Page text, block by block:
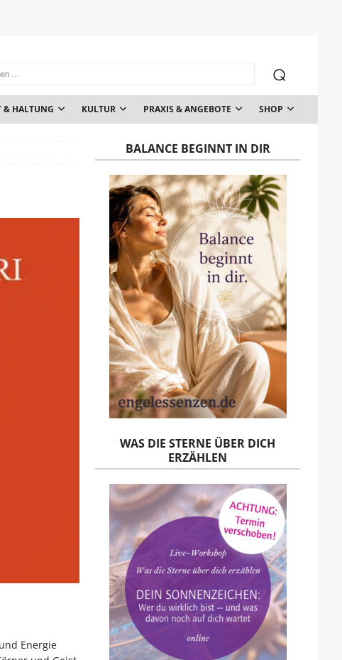
& HALTUNG KULTUR PRAXIS & ANGEBOTE SHOP
Energie
BALANCE BEGINNT IN DIR
WAS DIE STERNE ÜBER DICH
ERZÄHLEN